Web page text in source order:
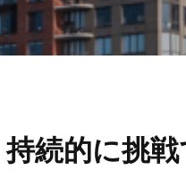
続的に挑